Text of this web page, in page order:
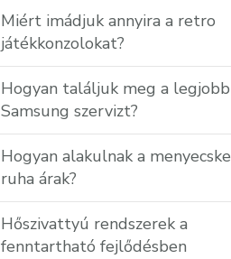
Miért imádjuk annyira a retro
játékkonzolokat?
Hogyan találjuk meg a legjobb
Samsung szervizt?
Hogyan alakulnak a menyecske
ruha árak?
Hőszivattyú rendszerek a
fenntartható fejlődésben